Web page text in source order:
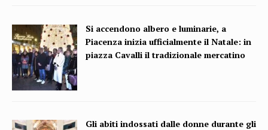
Si accendono albero e luminarie, a
Piacenza inizia ufficialmente il Natale: in
piazza Cavalli il tradizionale mercatino
Gli abiti indossati dalle donne durante gli